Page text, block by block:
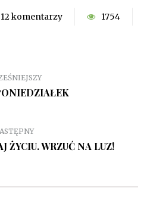
12 komentarzy 1754
ŻYCIU. WRZUĆ NA LUZ!